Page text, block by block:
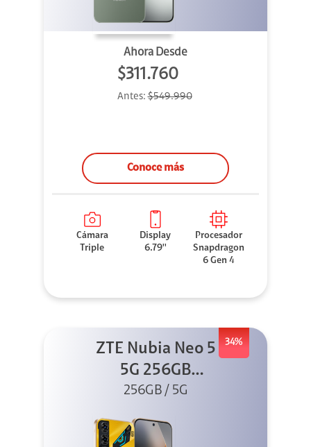
Ahora Desde
$311.760
Antes:$549.990
Conoce más
Cámara
Triple
Display
6.79''
Procesador
Snapdragon
6 Gen 4
34%
ZTE Nubia Neo 5
5G 256GB
Dorado
256GB / 5G